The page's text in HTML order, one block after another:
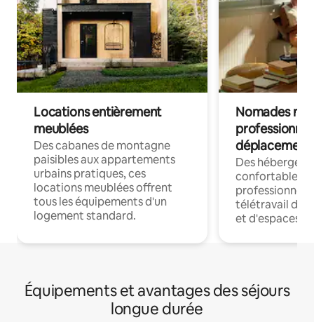
Locations entièrement
meublées
Des cabanes de montagne
paisibles aux appartements
urbains pratiques, ces
locations meublées offrent
tous les équipements d'un
logement standard.
Nomades
déplacement
Des
confortables
professionnels
télétravail
et d'espaces
Équipements et avantages des séjours
longue durée